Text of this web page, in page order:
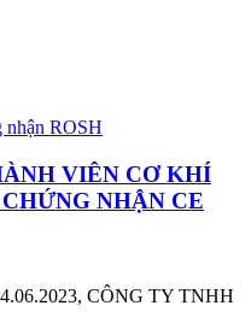
nhận ROSH
VIÊN CƠ KHÍ
NHẬN CE
CÔNG TY TNHH